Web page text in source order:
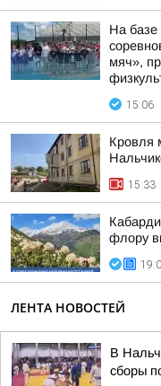
На базе
мяч»,
15:06
Кровля
15:33
флору
ЛЕНТА НОВОСТЕЙ
В
сборы